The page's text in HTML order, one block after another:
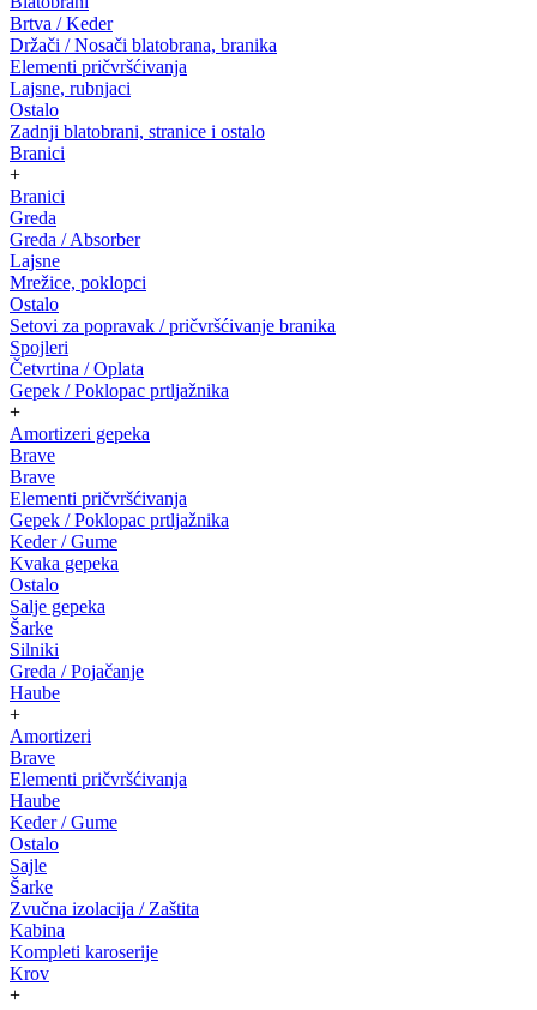
Brtva / Keder
Držači / Nosači blatobrana, branika
Elementi pričvršćivanja
Lajsne, rubnjaci
Ostalo
Zadnji blatobrani, stranice i ostalo
Branici
+
Branici
Greda
Greda / Absorber
Lajsne
Mrežice, poklopci
Ostalo
Setovi za popravak / pričvršćivanje branika
Spojleri
Četvrtina / Oplata
Gepek / Poklopac prtljažnika
+
Amortizeri gepeka
Brave
Brave
Elementi pričvršćivanja
Gepek / Poklopac prtljažnika
Keder / Gume
Kvaka gepeka
Ostalo
Salje gepeka
Šarke
Silniki
Greda / Pojačanje
Haube
+
Amortizeri
Brave
Elementi pričvršćivanja
Haube
Keder / Gume
Ostalo
Sajle
Šarke
Zvučna izolacija / Zaštita
Kabina
Kompleti karoserije
Krov
+